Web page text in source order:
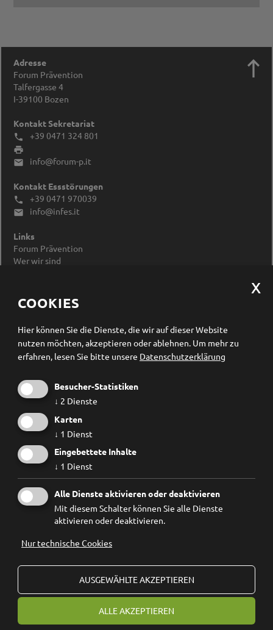
Adresse
Forum Prävention
Talfergasse 4
I-39100 Bozen
Kontakt Sekretariat
 +39 0471 324 801


info@forum-p.it
Kontakt Essstörungen
 +39 0471 970039
 info@infes.it
Links
Forum Prävention
Wer wir sind
Cookieeinstellungen ändern

Newsletter Anmeldung
erkenne diese ausdrücklich an.
© 2026
Stiftung Forum Prävention KDS
COOKIES
Hier können Sie die Dienste, die wir auf dieser Website
nutzen möchten, akzeptieren oder ablehnen. Um mehr zu
erfahren, lesen Sie bitte unsere Datenschutzerklärung
Besucher-Statistiken
↓ 2 Dienste
Karten
↓ 1 Dienst
Eingebettete Inhalte
↓ 1 Dienst
Alle Dienste aktivieren oder deaktivieren
Mit diesem Schalter können Sie alle Dienste
aktivieren oder deaktivieren.
Nur technische Cookies
AUSGEWÄHLTE AKZEPTIEREN
ALLE AKZEPTIEREN